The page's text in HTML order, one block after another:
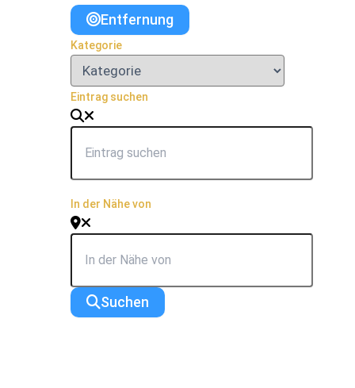
Entfernung
Kategorie
Eintrag suchen
In der Nähe von
Suchen